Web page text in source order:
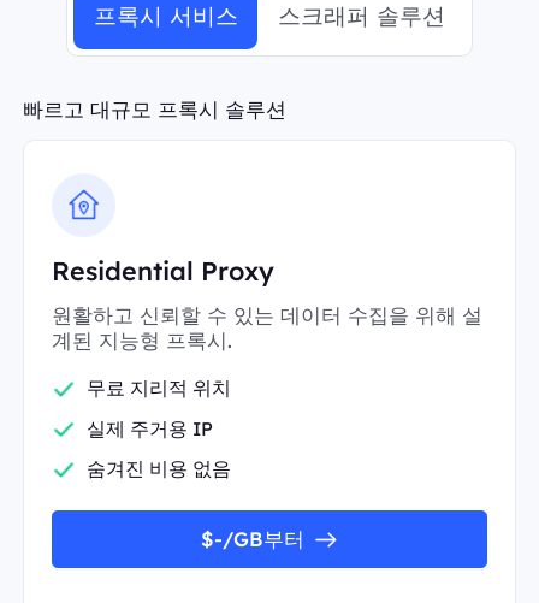
프록시 서비스 스크래퍼 솔루션
빠르고 대규모 프록시 솔루션
Residential Proxy
원활하고 신뢰할 수 있는 데이터 수집을 위해 설
계된 지능형 프록시.
무료 지리적 위치
실제 주거용 IP
숨겨진 비용 없음
$-/GB부터